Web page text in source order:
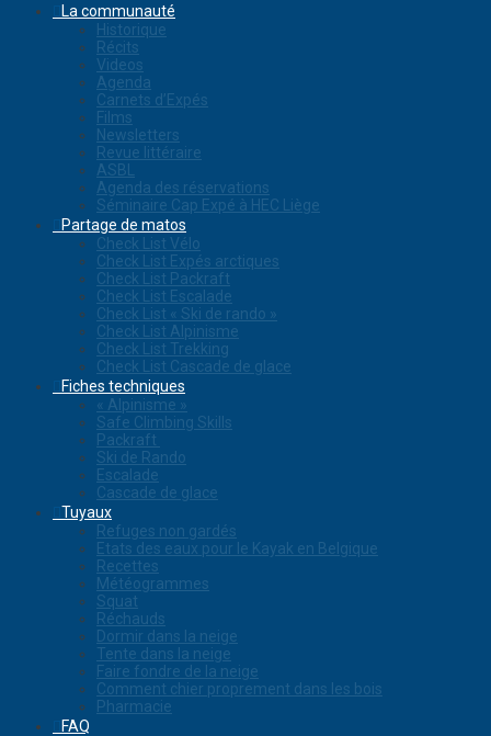
La communauté
Historique
Récits
Videos
Agenda
Carnets d’Expés
Films
Newsletters
Revue littéraire
ASBL
Agenda des réservations
Séminaire Cap Expé à HEC Liège
Partage de matos
Check List Vélo
Check List Expés arctiques
Check List Packraft
Check List Escalade
Check List « Ski de rando »
Check List Alpinisme
Check List Trekking
Check List Cascade de glace
Fiches techniques
« Alpinisme »
Safe Climbing Skills
Packraft
Ski de Rando
Escalade
Cascade de glace
Tuyaux
Refuges non gardés
Etats des eaux pour le Kayak en Belgique
Recettes
Météogrammes
Squat
Réchauds
Dormir dans la neige
Tente dans la neige
Faire fondre de la neige
Comment chier proprement dans les bois
Pharmacie
FAQ